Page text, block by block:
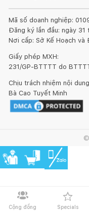
Cộng đồng Specials
Mã số doanh nghiệp:
Đăng ký lần đầu: ngày 31
Nơi cấp: Sở Kế Hoạch và
Giấy phép MXH:
231/GP-BTTTT do
Chịu trách nhiệm nội
Bà Cao Tuyết Minh